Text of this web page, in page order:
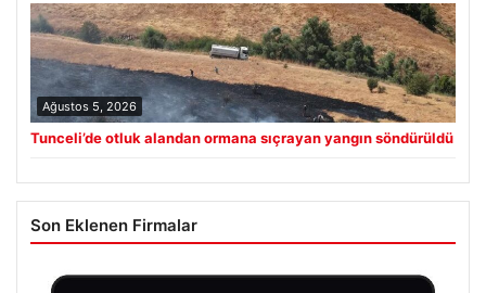
Ağustos 5, 2026
Tunceli’de otluk alandan ormana sıçrayan yangın söndürüldü
Son Eklenen Firmalar